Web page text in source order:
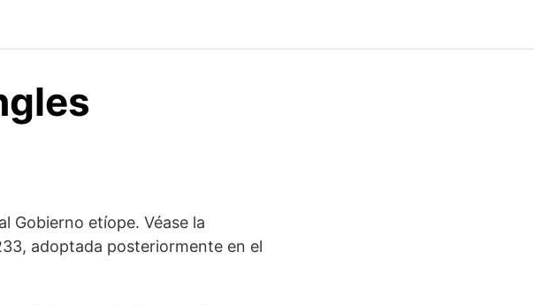
Gobierno etíope. Véase la
adoptada posteriormente en el